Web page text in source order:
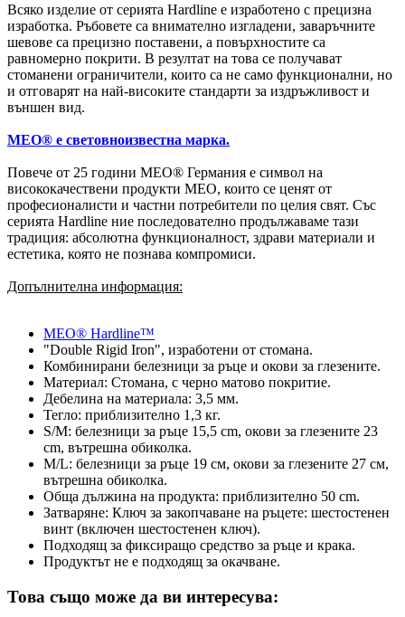
Всяко изделие от серията Hardline е изработено с прецизна
изработка. Ръбовете са внимателно изгладени, заваръчните
шевове са прецизно поставени, а повърхностите са
равномерно покрити. В резултат на това се получават
стоманени ограничители, които са не само функционални, но
и отговарят на най-високите стандарти за издръжливост и
външен вид.
MEO® е световноизвестна марка.
Повече от 25 години MEO® Германия е символ на
висококачествени продукти MEO, които се ценят от
професионалисти и частни потребители по целия свят. Със
серията Hardline ние последователно продължаваме тази
традиция: абсолютна функционалност, здрави материали и
естетика, която не познава компромиси.
Допълнителна информация:
MEO® Hardline™
"Double Rigid Iron", изработени от стомана.
Комбинирани белезници за ръце и окови за глезените.
Материал: Стомана, с черно матово покритие.
Дебелина на материала: 3,5 мм.
Тегло: приблизително 1,3 кг.
S/M: белезници за ръце 15,5 cm, окови за глезените 23
cm, вътрешна обиколка.
M/L: белезници за ръце 19 см, окови за глезените 27 см,
вътрешна обиколка.
Обща дължина на продукта: приблизително 50 cm.
Затваряне: Ключ за закопчаване на ръцете: шестостенен
винт (включен шестостенен ключ).
Подходящ за фиксиращо средство за ръце и крака.
Продуктът не е подходящ за окачване.
Това също може да ви интересува: